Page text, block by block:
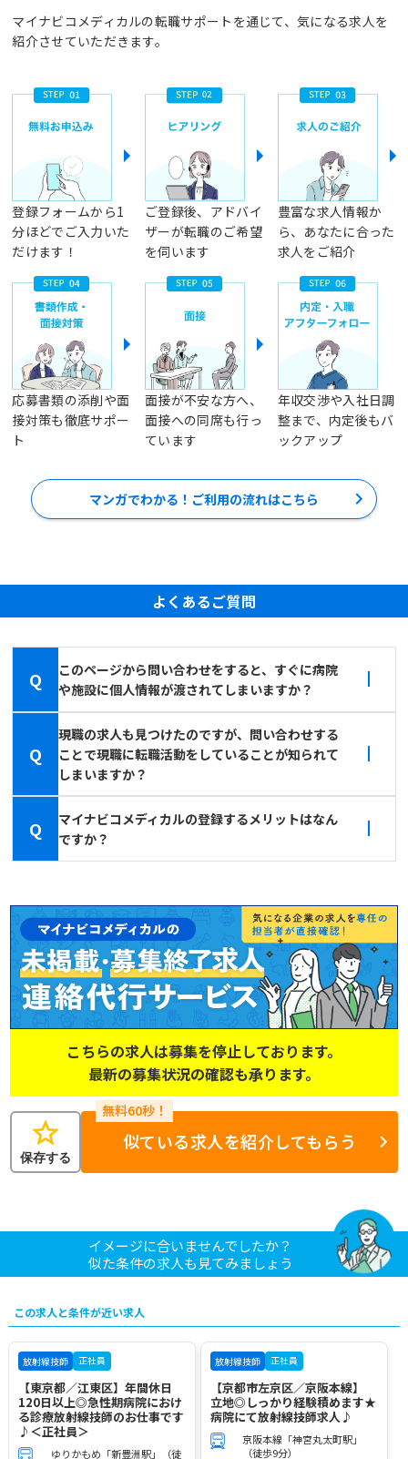
マイナビコメディカルの転職サポートを通じて、気になる求人を
紹介させていただきます。
登録フォームから1
分ほどでご入力いた
だけます！
ご登録後、アドバイ
ザーが転職のご希望
を伺います
豊富な求人情報か
ら、あなたに合った
求人をご紹介
応募書類の添削や面
接対策も徹底サポー
ト
面接が不安な方へ、
面接への同席も行っ
ています
年収交渉や入社日調
整まで、内定後もバ
ックアップ
マンガでわかる！ご利用の流れはこちら
よくあるご質問
Q
このページから問い合わせをすると、すぐに病院
や施設に個人情報が渡されてしまいますか？
Q
現職の求人も見つけたのですが、問い合わせする
ことで現職に転職活動をしていることが知られて
しまいますか？
Q
マイナビコメディカルの登録するメリットはなん
ですか？
こちらの求人は募集を停止しております。
最新の募集状況の確認も承ります。
star
保存する
似ている求人を紹介してもらう
イメージに合いませんでしたか？
似た条件の求人も見てみましょう
この求人と条件が近い求人
放射線技師 正社員
【東京都／江東区】年間休日
120日以上◎急性期病院におけ
る診療放射線技師のお仕事です
♪＜正社員＞
ゆりかもめ「新豊洲駅」（徒
放射線技師 正社員
【京都市左京区／京阪本線】
立地◎しっかり経験積めます★
病院にて放射線技師求人♪
京阪本線「神宮丸太町駅」
（徒歩9分）